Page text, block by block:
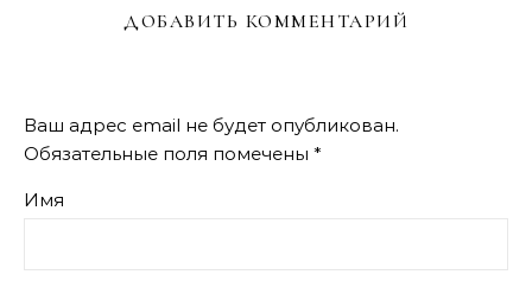
ДОБАВИТЬ КОММЕНТАРИЙ
Ваш адрес email не будет опубликован.
Обязательные поля помечены *
Имя